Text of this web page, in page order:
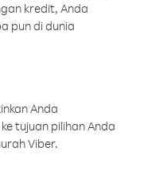
kredit, Anda
pun di dunia
Anda
tujuan pilihan Anda
Viber.